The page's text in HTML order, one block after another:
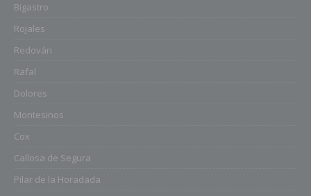
Bigastro
Rojales
Redován
Rafal
Dolores
Montesinos
Cox
Callosa de Segura
Pilar de la Horadada